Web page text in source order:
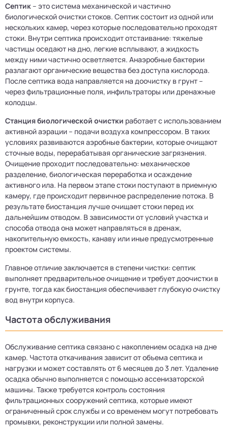
Септик– это система механической и частично
биологической очистки стоков. Септик состоит из одной или
нескольких камер, через которые последовательно проходят
стоки. Внутри септика происходит отстаивание: тяжелые
частицы оседают на дно, легкие всплывают, а жидкость
между ними частично осветляется. Анаэробные бактерии
разлагают органические вещества без доступа кислорода.
После септика вода направляется на доочистку в грунт –
через фильтрационные поля, инфильтраторы или дренажные
колодцы.
Станция биологической очистки работает с использованием
активной аэрации – подачи воздуха компрессором. В таких
условиях развиваются аэробные бактерии, которые очищают
сточные воды, перерабатывая органические загрязнения.
Очищение проходит последовательно: механическое
разделение, биологическая переработка и осаждение
активного ила. На первом этапе стоки поступают в приемную
камеру, где происходит первичное распределение потока. В
результате биостанция лучше очищает стоки перед их
дальнейшим отводом. В зависимости от условий участка и
способа отвода она может направляться в дренаж,
накопительную емкость, канаву или иные предусмотренные
проектом системы.
Главное отличие заключается в степени чистки: септик
выполняет предварительное очищение и требует доочистки в
грунте, тогда как биостанция обеспечивает глубокую очистку
вод внутри корпуса.
Частота обслуживания
Обслуживание септика связано с накоплением осадка на дне
камер. Частота откачивания зависит от объема септика и
нагрузки и может составлять от 6 месяцев до 3 лет. Удаление
осадка обычно выполняется с помощью ассенизаторской
машины. Также требуется контроль состояния
фильтрационных сооружений септика, которые имеют
ограниченный срок службы и со временем могут потребовать
промывки, реконструкции или полной замены.